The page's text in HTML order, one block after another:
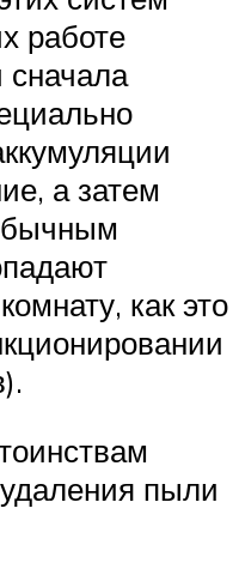
работе
а затем
как это
пыли